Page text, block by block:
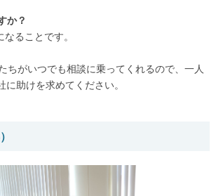
か？
ることです。
ちがいつでも相談に乗ってくれるので、一人
に助けを求めてください。